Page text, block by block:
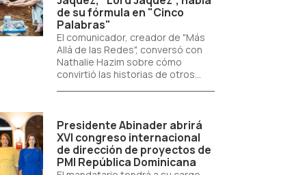
de su fórmula en "Cinco
Palabras"
El comunicador, creador de "Más
Allá de las Redes", conversó con
Nathalie Hazim sobre cómo
convirtió las historias de otros...
Presidente Abinader abrirá
XVI congreso internacional
de dirección de proyectos de
PMI República Dominicana